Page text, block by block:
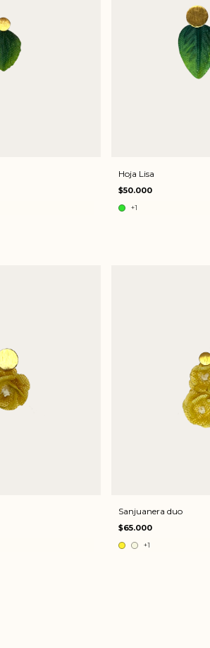
Hoja Lisa
$50.000
+1
Sanjuanera duo
$65.000
+1